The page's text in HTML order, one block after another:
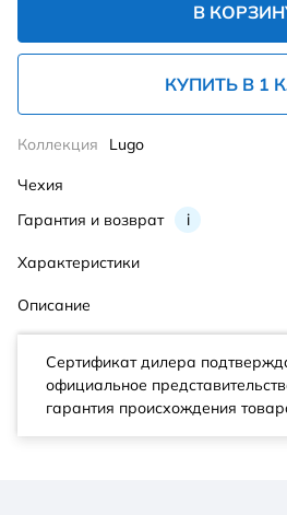
В
КУПИТЬ В 1
Гарантия и возврат i
Коллекция Lugo
Чехия
Характеристики
Описание
Сертификат дилера
официальное
гарантия происхождения